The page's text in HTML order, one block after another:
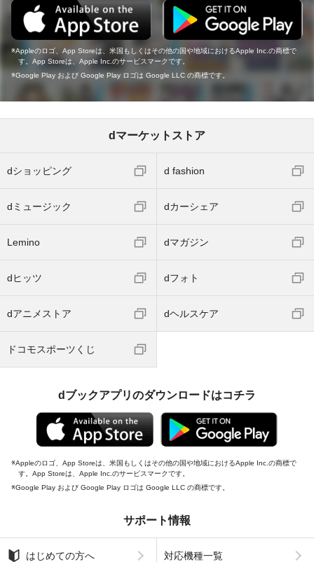
Appleのロゴ、App Storeは、米国もしくはその他の国や地域におけるApple Inc.の商標で
す。App Storeは、Apple Inc.のサービスマークです。
Google Play および Google Play ロゴは Google LLC の商標です。
dマーケットストア
dショッピング d fashion
dミュージック dカーシェア
Lemino dマガジン
dヒッツ dフォト
dアニメストア dヘルスケア
ドコモスポーツくじ
dブックアプリのダウンロードはコチラ
Appleのロゴ、App Storeは、米国もしくはその他の国や地域におけるApple Inc.の商標で
す。App Storeは、Apple Inc.のサービスマークです。
Google Play および Google Play ロゴは Google LLC の商標です。
サポート情報
はじめての方へ 対応機種一覧